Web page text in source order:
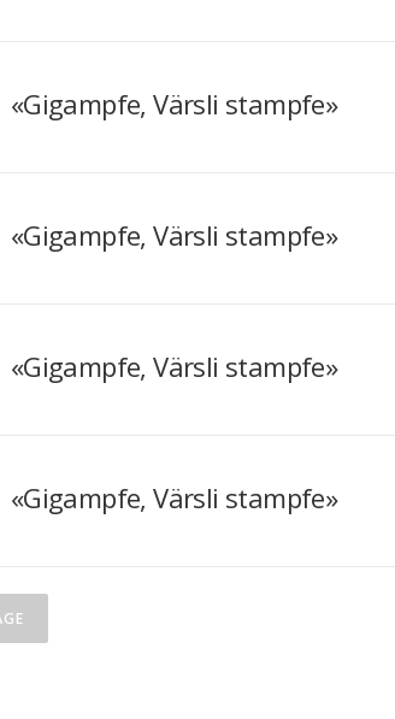
Värsli stampfe»
Värsli stampfe»
Värsli stampfe»
Värsli stampfe»